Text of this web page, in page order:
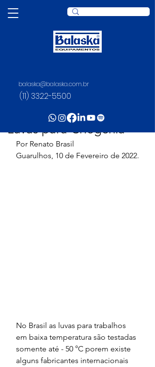
balaska@balaska.com.br
(11) 3322-5500
Luvas para Criogenia
30 de nov. de 2022 2 min de leitura
Por Renato Brasil
Guarulhos, 10 de Fevereiro de 2022.
No Brasil as luvas para trabalhos
em baixa temperatura são testadas
somente até - 50 °C porem existe
alguns fabricantes internacionais